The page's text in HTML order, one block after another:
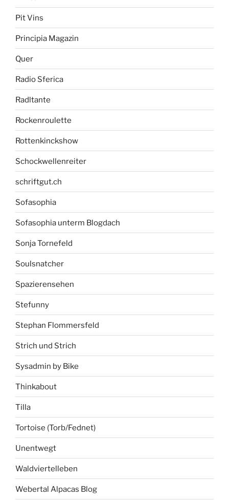
Pit Vins
Principia Magazin
Quer
Radio Sferica
Radltante
Rockenroulette
Rottenkinckshow
Schockwellenreiter
schriftgut.ch
Sofasophia
Sofasophia unterm Blogdach
Sonja Tornefeld
Soulsnatcher
Spazierensehen
Stefunny
Stephan Flommersfeld
Strich und Strich
Sysadmin by Bike
Thinkabout
Tilla
Tortoise (Torb/Fednet)
Unentwegt
Waldviertelleben
Webertal Alpacas Blog